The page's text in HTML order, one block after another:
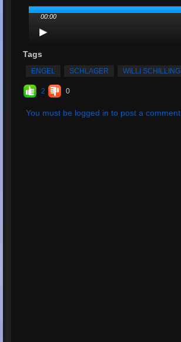
date:
July, 2017
Total Times
Played:
Total Times Rated: 1
00:00
Tags
ENGEL SCHLAGER WILLI SCHILLING
2 0
You must be logged in to post a comment